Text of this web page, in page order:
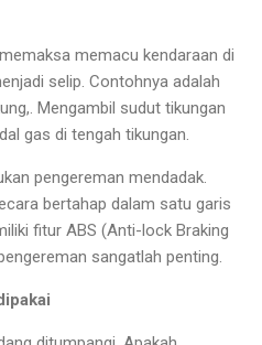
memacu kendaraan di
selip. Contohnya adalah
Mengambil sudut tikungan
gas di tengah tikungan.
pengereman mendadak.
bertahap dalam satu garis
fitur ABS (Anti-lock Braking
sangatlah penting.